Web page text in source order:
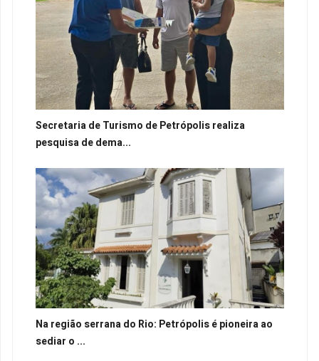
Secretaria de Turismo de Petrópolis realiza
pesquisa de dema...
Na região serrana do Rio: Petrópolis é pioneira ao
sediar o ...